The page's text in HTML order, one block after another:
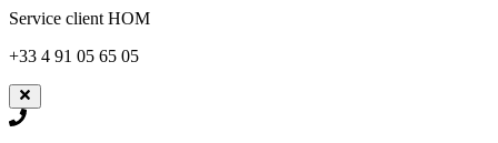
Service client HOM
+33 4 91 05 65 05